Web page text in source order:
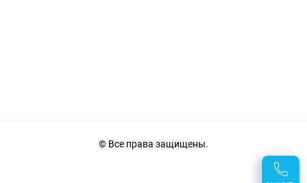
© Все права защищены.